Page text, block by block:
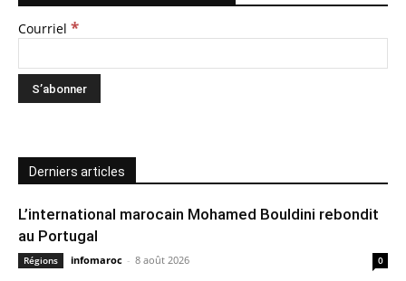
Courriel *
Derniers articles
L’international marocain Mohamed Bouldini rebondit
au Portugal
Régions infomaroc - 8 août 2026 0